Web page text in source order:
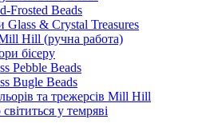
Frosted Beads
Glass & Crystal Treasures
Hill (ручна работа)
бісеру
Pebble Beads
Bugle Beads
та трежерсів Mill Hill
у темряві